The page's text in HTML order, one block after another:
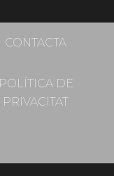
CONTACTA
POLÍTICA DE
PRIVACITAT